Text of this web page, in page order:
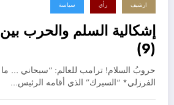
ارشيف رأي سياسة
إشكالية السلم والحرب
(9)
حروبُ السلام! ترامب للعالم: “سبحاني …
الفرزلي* “السيرك” الذي أقامه الرئيس…